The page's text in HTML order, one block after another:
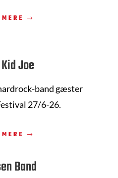
Joe
band gæster
27/6-26.
Band